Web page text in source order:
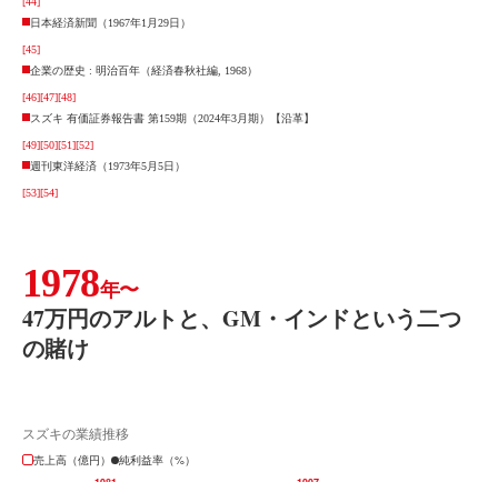
日本経済新聞（1967年1月29日）
[45]
企業の歴史 : 明治百年（経済春秋社編, 1968）
[46][47][48]
スズキ 有価証券報告書 第159期（2024年3月期）【沿革】
[49][50][51][52]
週刊東洋経済（1973年5月5日）
[53][54]
1978年〜
47万円のアルトと、GM・インドという二つ
の賭け
スズキの業績推移
売上高（億円）
純利益率（%）